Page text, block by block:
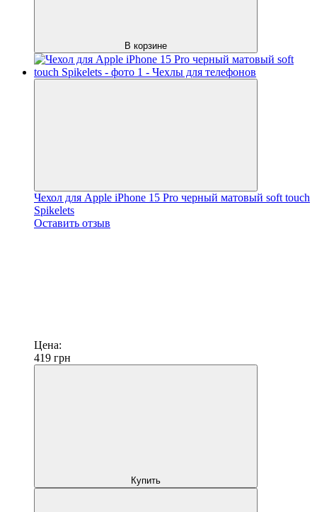
В корзине
Чехол для Apple iPhone 15 Pro черный матовый soft touch
Spikelets
Оставить отзыв
Цена:
419 грн
Купить